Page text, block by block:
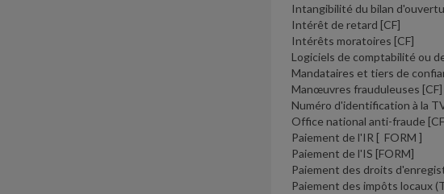
Intangibilité du bilan
Intérêt de retard [CF]
Intérêts moratoires [CF]
Logiciels de comptabilité ou
Mandataires et tiers de
Manœuvres frauduleuses [CF]
Numéro d'identification à la
Office national anti-fraude
Paiement de l'IR [ FORM ]
Paiement de l'IS [FORM]
Paiement des droits
Paiement des impôts locaux